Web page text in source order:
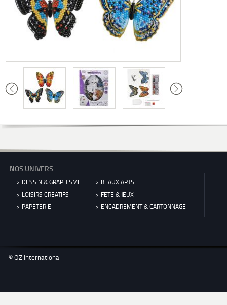
NOS UNIVERS
DESSIN & GRAPHISME
BEAUX ARTS
LOISIRS CREATIFS
FETE & JEUX
PAPETERIE
ENCADREMENT & CARTONNAGE
© OZ International